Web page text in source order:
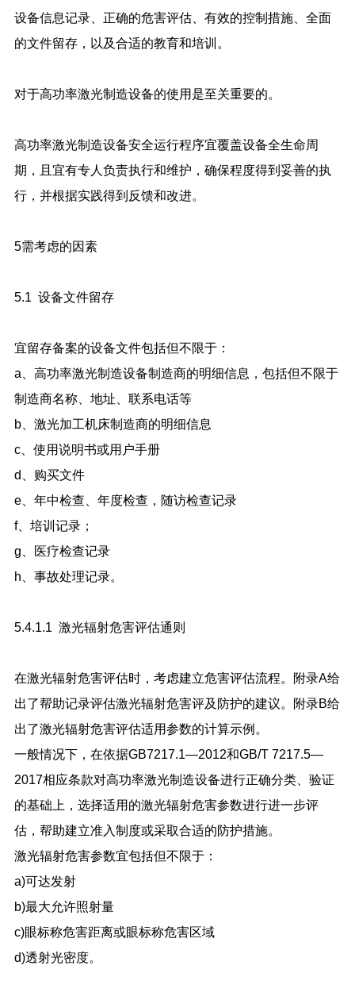
设备信息记录、正确的危害评估、有效的控制措施、全面
的文件留存，以及合适的教育和培训。
对于高功率激光制造设备的使用是至关重要的。
高功率激光制造设备安全运行程序宜覆盖设备全生命周
期，且宜有专人负责执行和维护，确保程度得到妥善的执
行，并根据实践得到反馈和改进。
5需考虑的因素
5.1 设备文件留存
宜留存备案的设备文件包括但不限于：
a、高功率激光制造设备制造商的明细信息，包括但不限于
制造商名称、地址、联系电话等
b、激光加工机床制造商的明细信息
c、使用说明书或用户手册
d、购买文件
e、年中检查、年度检查，随访检查记录
f、培训记录；
g、医疗检查记录
h、事故处理记录。
5.4.1.1 激光辐射危害评估通则
在激光辐射危害评估时，考虑建立危害评估流程。附录A给
出了帮助记录评估激光辐射危害评及防护的建议。附录B给
出了激光辐射危害评估适用参数的计算示例。
一般情况下，在依据GB7217.1—2012和GB/T 7217.5—
2017相应条款对高功率激光制造设备进行正确分类、验证
的基础上，选择适用的激光辐射危害参数进行进一步评
估，帮助建立准入制度或采取合适的防护措施。
激光辐射危害参数宜包括但不限于：
a)可达发射
b)最大允许照射量
c)眼标称危害距离或眼标称危害区域
d)透射光密度。